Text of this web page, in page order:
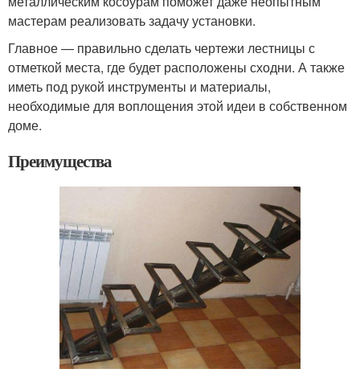
мастерам реализовать задачу установки.
Главное — правильно сделать чертежи лестницы с
отметкой места, где будет расположены сходни. А также
иметь под рукой инструменты и материалы,
необходимые для воплощения этой идеи в собственном
доме.
Преимущества